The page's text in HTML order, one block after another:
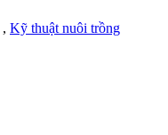
, Kỹ thuật nuôi trồng